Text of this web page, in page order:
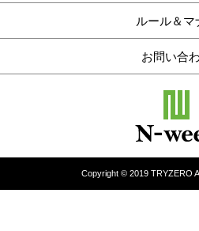
ルール＆マ
お問い合
Copyright © 2019 TRYZERO